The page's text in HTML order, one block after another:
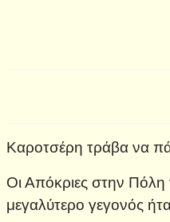
Καροτσέρη τράβα να
Οι Απόκριες στην Πόλη
μεγαλύτερο γεγονός